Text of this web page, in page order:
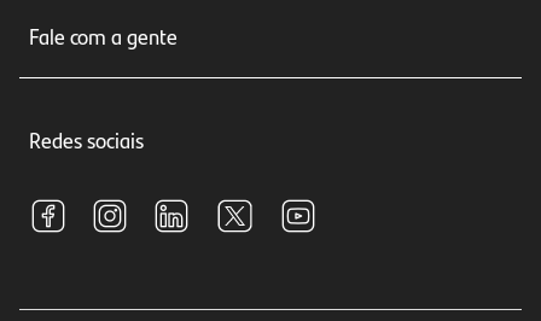
Seguros
Crédito e Financiamentos
Investimentos
Relações com Investidores
Fale com a gente
Central de Renegociação
S.A.C
Encontre nossas agências
Redes sociais